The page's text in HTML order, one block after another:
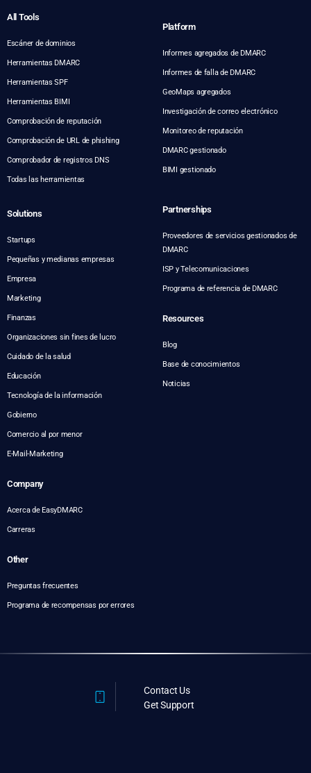
All Tools
Escáner de dominios
Herramientas DMARC
Herramientas SPF
Herramientas BIMI
Comprobación de reputación
Comprobación de URL de phishing
Comprobador de registros DNS
Todas las herramientas
Platform
Informes agregados de DMARC
Informes de falla de DMARC
GeoMaps agregados
Investigación de correo electrónico
Monitoreo de reputación
DMARC gestionado
BIMI gestionado
Solutions
Startups
Pequeñas y medianas empresas
Empresa
Marketing
Finanzas
Organizaciones sin fines de lucro
Cuidado de la salud
Educación
Tecnología de la información
Gobierno
Comercio al por menor
E-Mail-Marketing
Partnerships
Proveedores de servicios gestionados de
DMARC
ISP y Telecomunicaciones
Programa de referencia de DMARC
Resources
Blog
Base de conocimientos
Noticias
Company
Acerca de EasyDMARC
Carreras
Other
Preguntas frecuentes
Programa de recompensas por errores
Contact Us
Get Support